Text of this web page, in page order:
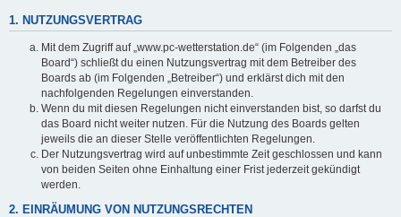
1. NUTZUNGSVERTRAG
Mit dem Zugriff auf „www.pc-wetterstation.de“ (im Folgenden „das
Board“) schließt du einen Nutzungsvertrag mit dem Betreiber des
Boards ab (im Folgenden „Betreiber“) und erklärst dich mit den
nachfolgenden Regelungen einverstanden.
Wenn du mit diesen Regelungen nicht einverstanden bist, so darfst du
das Board nicht weiter nutzen. Für die Nutzung des Boards gelten
jeweils die an dieser Stelle veröffentlichten Regelungen.
Der Nutzungsvertrag wird auf unbestimmte Zeit geschlossen und kann
von beiden Seiten ohne Einhaltung einer Frist jederzeit gekündigt
werden.
2. EINRÄUMUNG VON NUTZUNGSRECHTEN